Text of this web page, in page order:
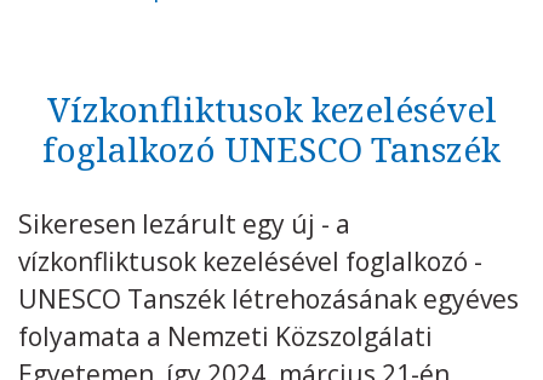
TÉMÁK
DOKUMENTUMTÁR
KAPCSOLAT
Vízkonfliktusok kezelésével
foglalkozó UNESCO Tanszék
Sikeresen lezárult egy új - a
vízkonfliktusok kezelésével foglalkozó -
UNESCO Tanszék létrehozásának egyéves
folyamata a Nemzeti Közszolgálati